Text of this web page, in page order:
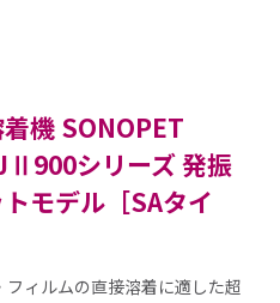
機 SONOPET
シリーズ 発振
モデル［SAタイ
ィルムの直接溶着に適した超